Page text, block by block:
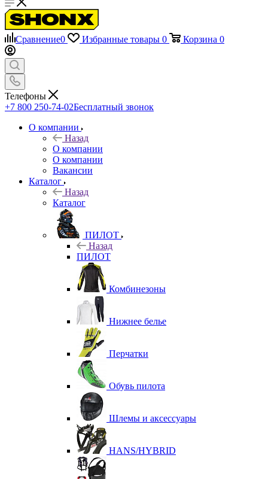
Сравнение0 Избранные товары 0 Корзина 0
Телефоны
+7 800 250-74-02Бесплатный звонок
О компании
Назад
О компании
О компании
Вакансии
Каталог
Назад
Каталог
ПИЛОТ
Назад
ПИЛОТ
Комбинезоны
Нижнее белье
Перчатки
Обувь пилота
Шлемы и аксессуары
HANS/HYBRID